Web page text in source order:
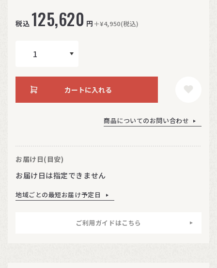
税込 125,620 円 ＋¥4,950(税込)
カートに入れる
商品についてのお問い合わせ
お届け日(目安)
お届け日は指定できません
地域ごとの最短お届け予定日
ご利用ガイドはこちら